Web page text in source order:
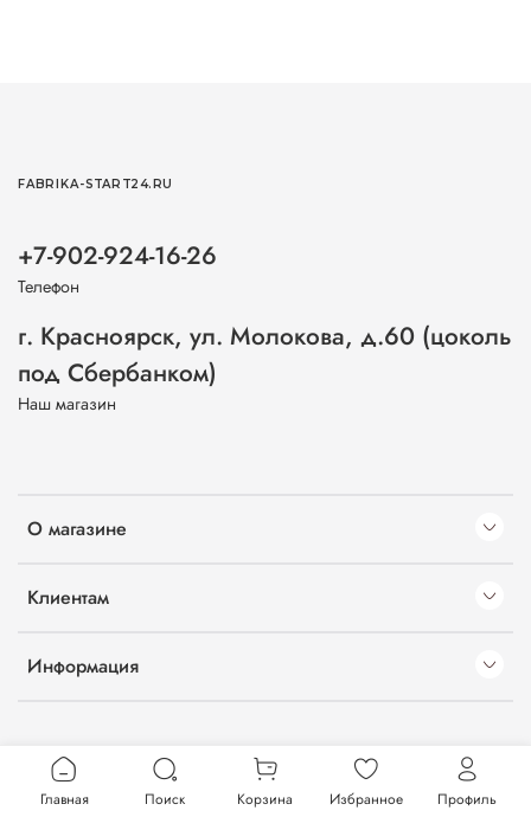
О магазине
Клиентам
Информация
FABRIKA-START24.RU
+7-902-924-16-26
Телефон
г. Красноярск, ул. Молокова, д.60 (цоколь
под Сбербанком)
Наш магазин
Главная Поиск Корзина Избранное Профиль